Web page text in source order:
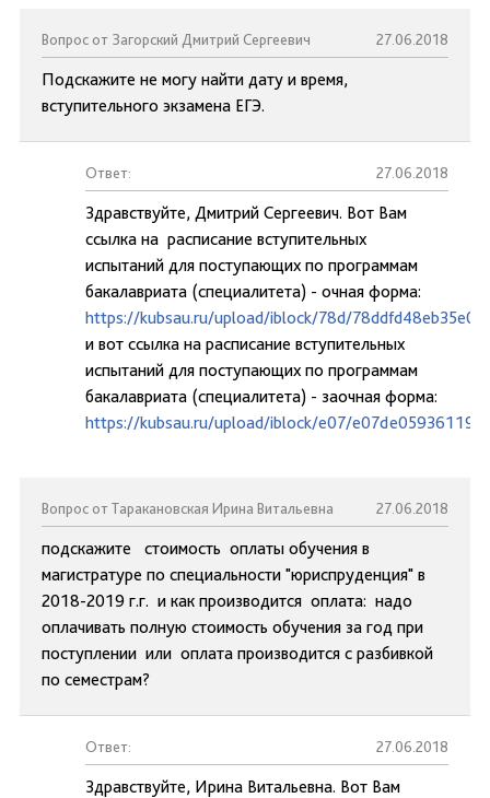
Вопрос от Загорский Дмитрий Сергеевич 27.06.2018
Подскажите не могу найти дату и время,
вступительного экзамена ЕГЭ.
Ответ: 27.06.2018
Здравствуйте, Дмитрий Сергеевич. Вот Вам
ссылка на расписание вступительных
испытаний для поступающих по программам
бакалавриата (специалитета) - очная форма:
https://kubsau.ru/upload/iblock/78d/
и вот ссылка на расписание вступительных
испытаний для поступающих по программам
бакалавриата (специалитета) - заочная форма:
https://kubsau.ru/upload/iblock/e07/
Вопрос от Таракановская Ирина Витальевна 27.06.2018
подскажите стоимость оплаты обучения в
магистратуре по специальности "юриспруденция" в
2018-2019 г.г. и как производится оплата: надо
оплачивать полную стоимость обучения за год при
поступлении или оплата производится с разбивкой
по семестрам?
Ответ: 27.06.2018
Здравствуйте, Ирина Витальевна. Вот Вам